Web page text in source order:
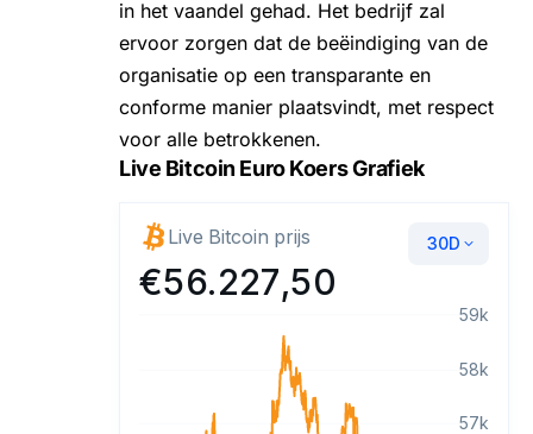
in het vaandel gehad. Het bedrijf zal
ervoor zorgen dat de beëindiging van de
organisatie op een transparante en
conforme manier plaatsvindt, met respect
voor alle betrokkenen.
Live Bitcoin Euro Koers Grafiek